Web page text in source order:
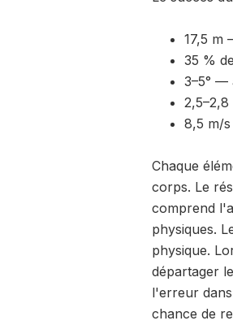
17,5 m
35 %
3–5° —
8,5 m/
Chaque
corps. Le
comprend
physiques.
physique.
départager
l'erreur
chance de